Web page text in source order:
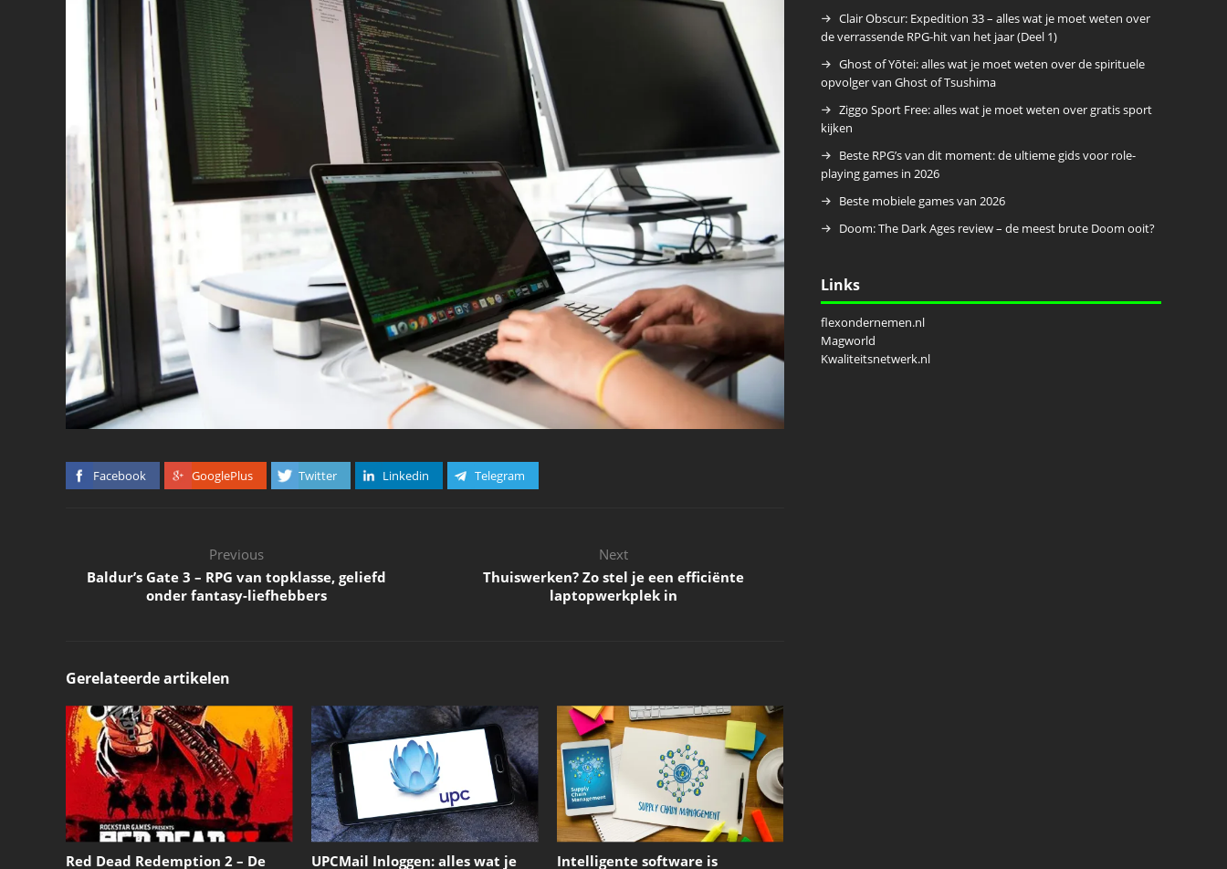
Facebook GooglePlus Twitter Linkedin Telegram
Previous
Baldur’s Gate 3 – RPG van topklasse, geliefd
onder fantasy-liefhebbers
Next
Thuiswerken? Zo stel je een efficiënte
laptopwerkplek in
Gerelateerde artikelen
Red Dead Redemption 2 – De UPCMail Inloggen: alles wat je Intelligente software is
Clair Obscur: Expedition 33 – alles wat je moet weten over
de verrassende RPG-hit van het jaar (Deel 1)
Ghost of Yōtei: alles wat je moet weten over de spirituele
opvolger van Ghost of Tsushima
Ziggo Sport Free: alles wat je moet weten over gratis sport
kijken
Beste RPG’s van dit moment: de ultieme gids voor role-
playing games in 2026
Beste mobiele games van 2026
Doom: The Dark Ages review – de meest brute Doom ooit?
Links
flexondernemen.nl
Magworld
Kwaliteitsnetwerk.nl